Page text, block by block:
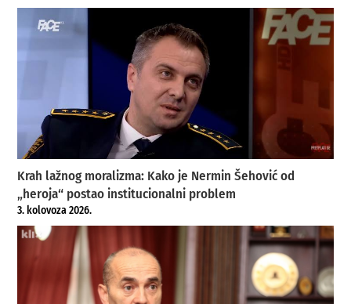
Krah lažnog moralizma: Kako je Nermin Šehović od
„heroja“ postao institucionalni problem
3. kolovoza 2026.